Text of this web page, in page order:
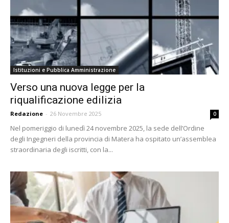
Istituzioni e Pubblica Amministrazione
Verso una nuova legge per la
riqualificazione edilizia
Redazione - 26 Novembre 2025 0
Nel pomeriggio di lunedì 24 novembre 2025, la sede dell’Ordine
degli Ingegneri della provincia di Matera ha ospitato un’assemblea
straordinaria degli iscritti, con la...